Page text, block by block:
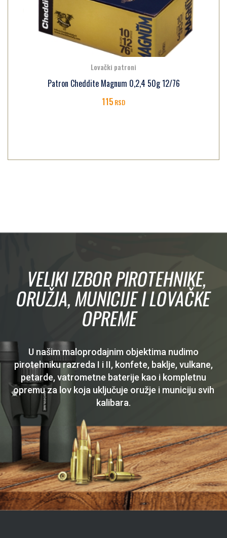
Lovački patroni
Patron Cheddite Magnum 0,2,4 50g 12/76
115RSD
VELIKI IZBOR PIROTEHNIKE,
ORUŽJA, MUNICIJE I LOVAČKE
OPREME
U našim maloprodajnim objektima nudimo
pirotehniku razreda I i II, konfete, baklje, vulkane,
petarde, vatrometne baterije kao i kompletnu
opremu za lov koja uključuje oružje i municiju svih
kalibara.